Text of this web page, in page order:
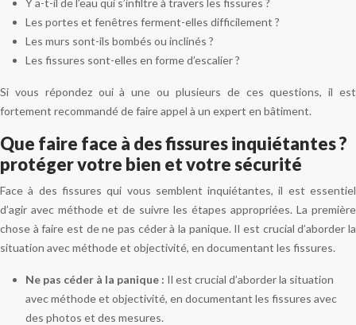
Les portes et fenêtres ferment-elles difficilement ?
Les murs sont-ils bombés ou inclinés ?
Les fissures sont-elles en forme d’escalier ?
Si vous répondez oui à une ou plusieurs de ces questions, il est
fortement recommandé de faire appel à un expert en bâtiment.
Que faire face à des fissures inquiétantes ?
protéger votre bien et votre sécurité
Face à des fissures qui vous semblent inquiétantes, il est essentiel
d’agir avec méthode et de suivre les étapes appropriées. La première
chose à faire est de ne pas céder à la panique. Il est crucial d’aborder la
situation avec méthode et objectivité, en documentant les fissures.
Ne pas céder à la panique : Il est crucial d’aborder la situation
avec méthode et objectivité, en documentant les fissures avec
des photos et des mesures.